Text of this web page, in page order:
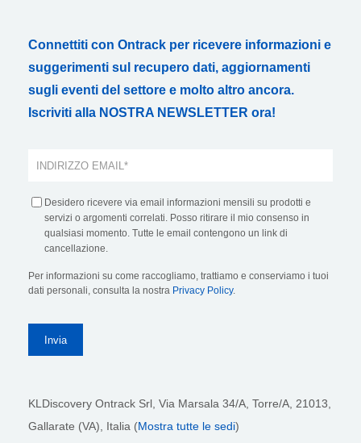
Connettiti con Ontrack per ricevere informazioni e
suggerimenti sul recupero dati, aggiornamenti
sugli eventi del settore e molto altro ancora.
Iscriviti alla NOSTRA NEWSLETTER ora!
Desidero ricevere via email informazioni mensili su prodotti e
servizi o argomenti correlati. Posso ritirare il mio consenso in
qualsiasi momento. Tutte le email contengono un link di
cancellazione.
Per informazioni su come raccogliamo, trattiamo e conserviamo i tuoi
dati personali, consulta la nostra Privacy Policy.
KLDiscovery Ontrack Srl, Via Marsala 34/A, Torre/A, 21013,
Gallarate (VA), Italia (Mostra tutte le sedi)